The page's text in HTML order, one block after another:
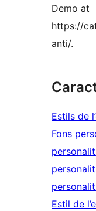
Demo at
https://
anti/.
Estils de
Fons
Estil de